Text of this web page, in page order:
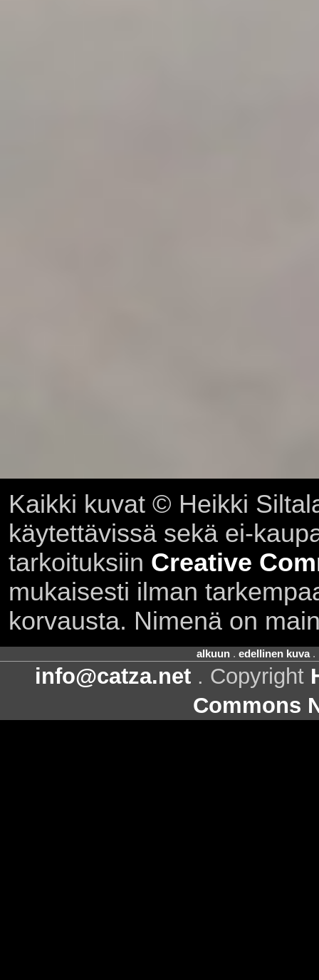
Kaikki kuvat © Heikki
käytettävissä sekä ei-
tarkoituksiin Creative
mukaisesti ilman
korvausta. Nimenä on
alkuun. edellinen kuva.
info@catza.net . Copyright
Commons